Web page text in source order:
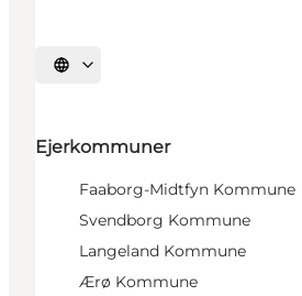
Vælg sprog
Ejerkommuner
Faaborg-Midtfyn Kommune
Svendborg Kommune
Langeland Kommune
Ærø Kommune